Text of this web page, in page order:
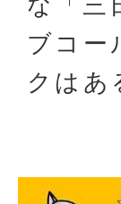
ブコー
クはあ